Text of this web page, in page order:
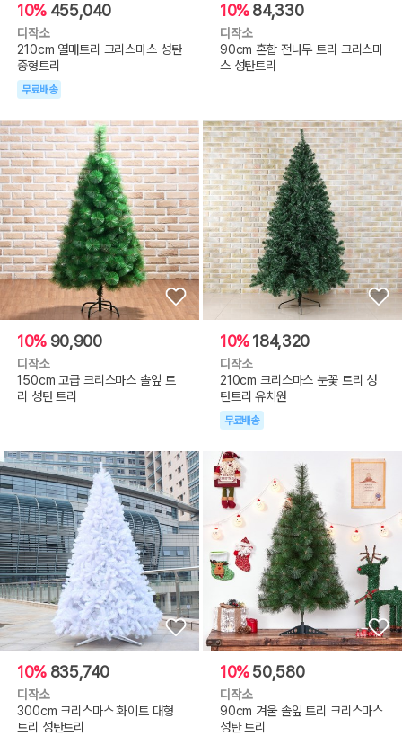
10% 455,040
디작소
210cm 열매트리 크리스마스 성탄
중형트리
무료배송
10%84,330
디작소
90cm 혼합 전나무 트리 크리스마
스 성탄트리
10% 90,900
디작소
150cm 고급 크리스마스 솔잎 트
리 성탄 트리
10%184,320
디작소
210cm 크리스마스 눈꽃 트리 성
탄트리 유치원
무료배송
10% 835,740
디작소
300cm 크리스마스 화이트 대형
트리 성탄트리
10%50,580
디작소
90cm 겨울 솔잎 트리 크리스마스
성탄 트리